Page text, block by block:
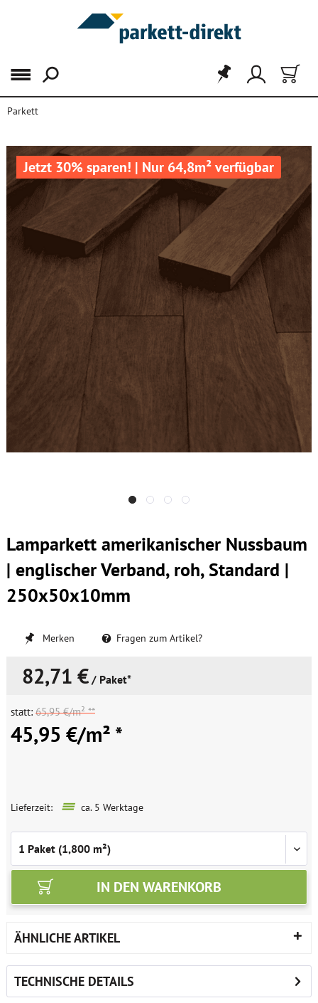
Menü
Parkett
Jetzt 30% sparen! | Nur 64,8m² verfügbar
Lamparkett amerikanischer Nussbaum
| englischer Verband, roh, Standard |
250x50x10mm
Merken Fragen zum Artikel?
82,71 € / Paket*
statt: 65,95 €/m² **
45,95 €/m² *
Lieferzeit: ca. 5 Werktage
IN DEN WARENKORB
ÄHNLICHE ARTIKEL
TECHNISCHE DETAILS